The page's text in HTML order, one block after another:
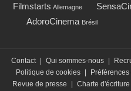
Filmstarts Allemagne
AdoroCinema Brésil
Contact | Qui sommes-nous |
Politique de cookies |
Revue de presse
| Charte d'écriture